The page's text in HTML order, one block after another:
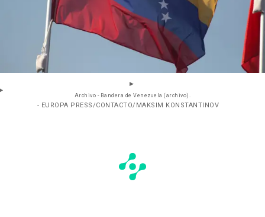
Archivo - Bandera de Venezuela (archivo).
- EUROPA PRESS/CONTACTO/MAKSIM KONSTANTINOV